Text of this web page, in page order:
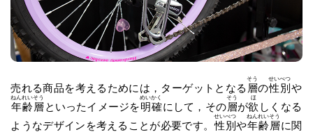
売れる商品を考えるためには，ターゲットとなる 層
そう
の性
せい
別
べつ
や
年
ねん
齢
れい
層
そう
といったイメージを明
めい
確
かく
にして，その層
そう
が欲
ほ
しくなる
ようなデザインを考えることが必要です。性
せい
別
べつ
や年
ねん
齢
れい
層
そう
に関